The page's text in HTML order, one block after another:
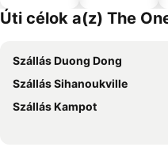
Úti célok a(z) The
Szállás Duong Dong
Szállás Sihanoukville
Szállás Kampot